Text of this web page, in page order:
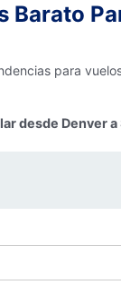
Barato
para
desde Denver a